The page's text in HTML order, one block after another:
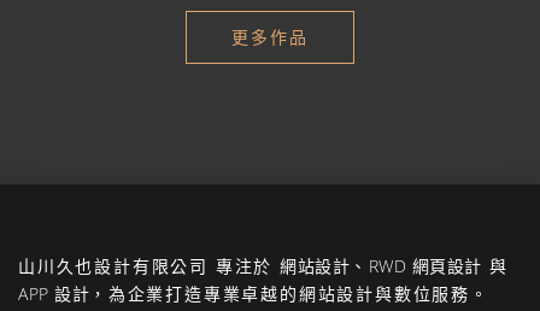
更多作品
山川久也設計有限公司 專注於網站設計 、 RWD 網頁設計 與
APP 設計 ，為企業打造專業卓越的網站設計與數位服務。